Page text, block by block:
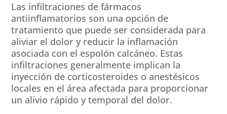
Las infiltraciones de fármacos
antiinflamatorios son una opción de
tratamiento que puede ser considerada para
aliviar el dolor y reducir la inflamación
asociada con el espolón calcáneo. Estas
infiltraciones generalmente implican la
inyección de corticosteroides o anestésicos
locales en el área afectada para proporcionar
un alivio rápido y temporal del dolor.